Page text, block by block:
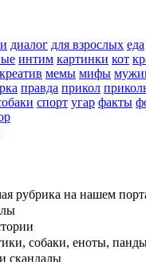
диалог для взрослых еда
интим картинки кот
креатив мемы мифы
правда прикол
спорт угар факты
рубрика на нашем
собаки, еноты,
скандалы